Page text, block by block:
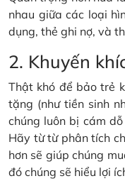
nhau giữa các loại
dụng, thẻ ghi nợ, và
2. Khuyến
Thật khó để bảo trẻ
tặng (như tiền sinh
chúng luôn bị cám
Hãy từ từ phân tích
hơn sẽ giúp chúng
đó chúng sẽ hiểu lợi